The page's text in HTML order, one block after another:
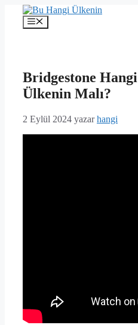
İçeriğe
Menü
Bridgestone Hangi
Ülkenin Malı?
2 Eylül 2024 yazarhangi